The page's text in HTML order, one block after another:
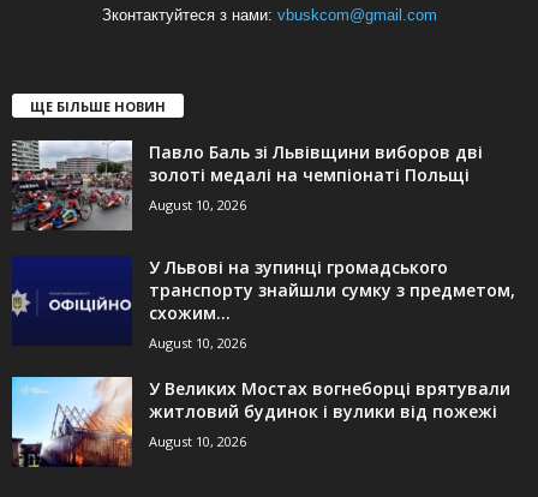
Зконтактуйтеся з нами: vbuskcom@gmail.com
ЩЕ БІЛЬШЕ НОВИН
Павло Баль зі Львівщини виборов дві
золоті медалі на чемпіонаті Польщі
August 10, 2026
У Львові на зупинці громадського
транспорту знайшли сумку з предметом,
схожим...
August 10, 2026
У Великих Мостах вогнеборці врятували
житловий будинок і вулики від пожежі
August 10, 2026